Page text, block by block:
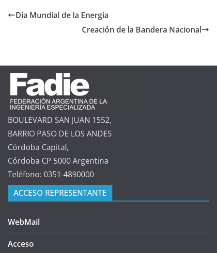
Día Mundial de la Energía
Creación de la Bandera Nacional
BOULEVARD SAN JUAN 1552,
BARRIO PASO DE LOS ANDES
Córdoba Capital,
Córdoba CP 5000 Argentina
Teléfono: 0351-4890000
ACCESO REPRESENTANTE
WebMail
Acceso